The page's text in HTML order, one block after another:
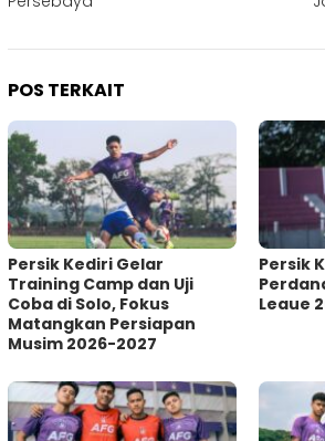
POS TERKAIT
Persik Kediri Gelar
Training Camp dan Uji
Coba di Solo, Fokus
Matangkan Persiapan
Musim 2026-2027
Persik
Leaue